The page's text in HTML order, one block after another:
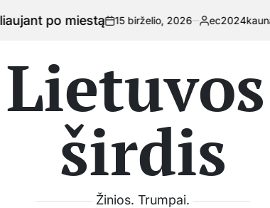
birželio, 2026
Posted
ec2024kaunas.lt
širdis
Žinios. Trumpai.